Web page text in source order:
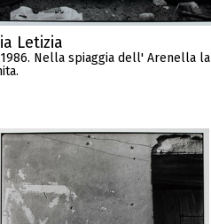
Letizia
Nella spiaggia dell' Arenella la